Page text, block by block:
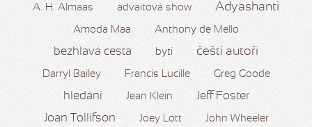
A. H. Almaas advaitová show Adyashanti
Amoda Maa Anthony de Mello
bezhlavá cesta bytí čeští autoři
Darryl Bailey Francis Lucille Greg Goode
hledání Jean Klein Jeff Foster
Joan Tollifson Joey Lott John Wheeler